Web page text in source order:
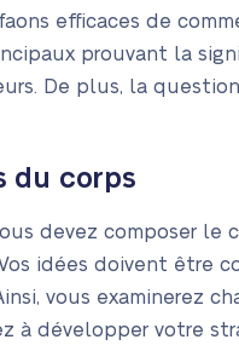
faons efficaces de
prouvant la
De plus, la
du corps
devez composer
idées doivent être
vous examinerez
à développer votre